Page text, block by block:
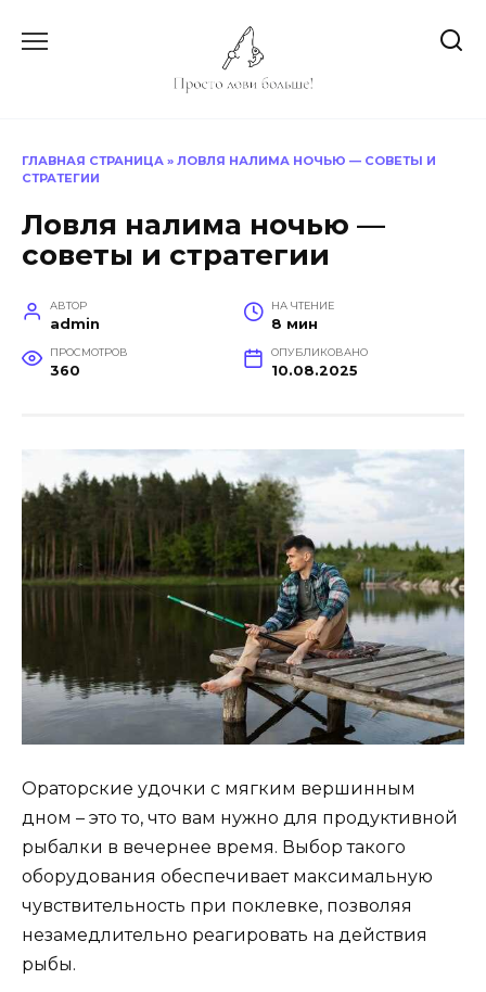
ГЛАВНАЯ СТРАНИЦА » ЛОВЛЯ НАЛИМА НОЧЬЮ — СОВЕТЫ И
СТРАТЕГИИ
Ловля налима ночью —
советы и стратегии
АВТОР
admin
НА ЧТЕНИЕ
8 мин
ПРОСМОТРОВ
360
ОПУБЛИКОВАНО
10.08.2025
Ораторские удочки с мягким вершинным
дном – это то, что вам нужно для продуктивной
рыбалки в вечернее время. Выбор такого
оборудования обеспечивает максимальную
чувствительность при поклевке, позволяя
незамедлительно реагировать на действия
рыбы.